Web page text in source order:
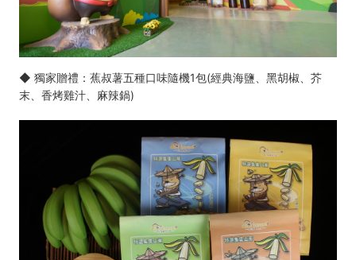
◆ 獨家贈禮：蕉叔薯五種口味隨機1包(經典海鹽、黑胡椒、芥
末、香烤雞汁、麻辣鍋)